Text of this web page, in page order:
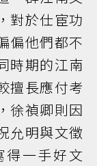
對於仕宦功
偏他們都不
時期的江南
擅長應付考
徐禎卿則因
允明與文徵
一手好文